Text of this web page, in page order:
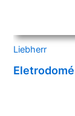
Liebherr